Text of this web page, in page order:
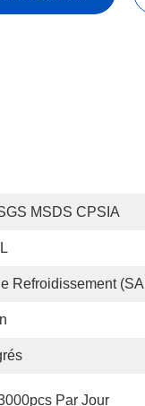
MSDS CPSIA
Refroidissement
Par Jour